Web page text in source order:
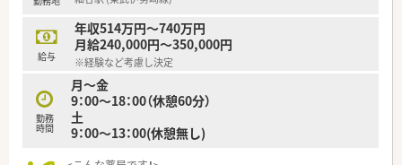
給与
年収514万円～740万円
月給240,000円～350,000円
※経験など考慮し決定
勤務
時間
月～金
9：00～18：00（休憩60分）
土
9：00～13：00(休憩無し)